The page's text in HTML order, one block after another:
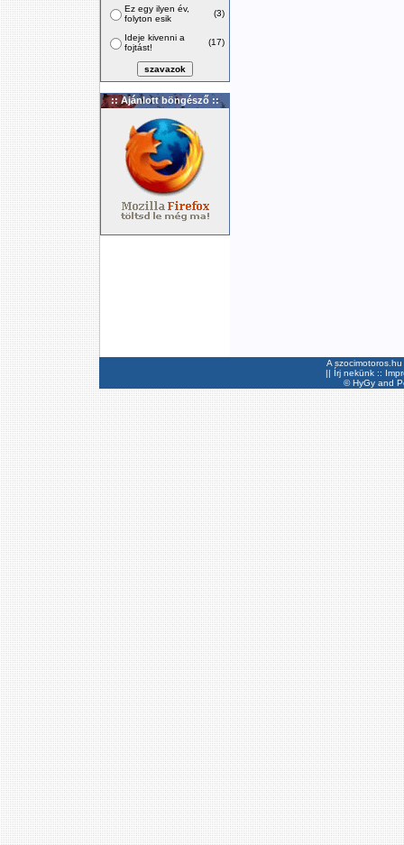
Ez egy ilyen év,
folyton esik
(3)
Ideje kivenni a
fojtást!
(17)
:: Ajánlott böngésző ::
A
|| Írj nekünk ::
©HyGyand